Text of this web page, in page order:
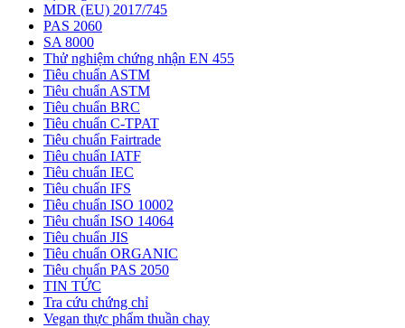
MDR (EU) 2017/745
PAS 2060
SA 8000
Thử nghiệm chứng nhận EN 455
Tiêu chuẩn ASTM
Tiêu chuẩn ASTM
Tiêu chuẩn BRC
Tiêu chuẩn C-TPAT
Tiêu chuẩn Fairtrade
Tiêu chuẩn IATF
Tiêu chuẩn IEC
Tiêu chuẩn IFS
Tiêu chuẩn ISO 10002
Tiêu chuẩn ISO 14064
Tiêu chuẩn JIS
Tiêu chuẩn ORGANIC
Tiêu chuẩn PAS 2050
TIN TỨC
Tra cứu chứng chỉ
Vegan thực phẩm thuần chay